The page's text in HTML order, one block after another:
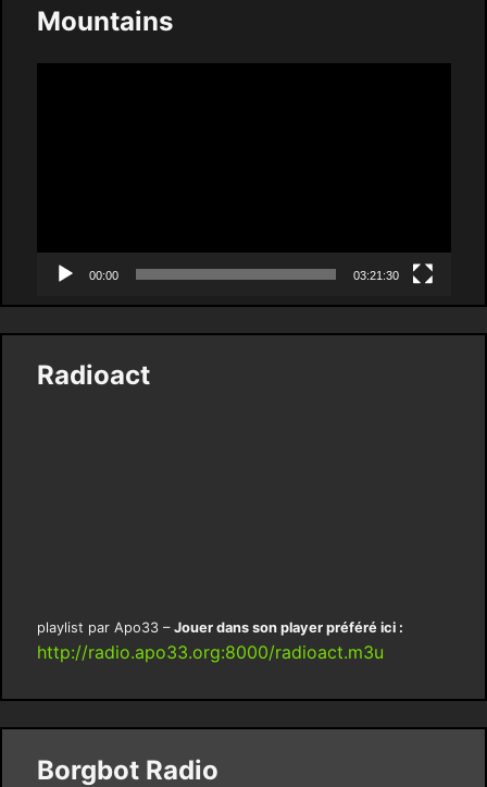
Mountains
00:00 03:21:30
Radioact
playlist par Apo33 – Jouer dans son player préféré ici :
http://radio.apo33.org:8000/radioact.m3u
Borgbot Radio